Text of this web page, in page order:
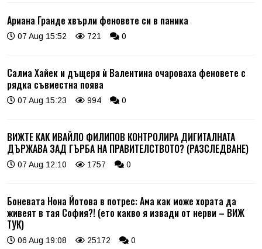
Ариана Гранде хвърли феновете си в паника
07 Aug 15:52 721 0
Салма Хайек и дъщеря ѝ Валентина очароваха феновете с
рядка съвместна поява
07 Aug 15:23 994 0
ВИЖТЕ КАК ИВАЙЛО ФИЛИПОВ КОНТРОЛИРА ДИГИТАЛНАТА
ДЪРЖАВА ЗАД ГЪРБА НА ПРАВИТЕЛСТВОТО? (РАЗСЛЕДВАНЕ)
07 Aug 12:10 1757 0
Боневата Нона Йотова в потрес: Ама как може хората да
живеят в тая София?! (ето какво я извади от нерви – ВИЖ
ТУК)
06 Aug 19:08 25172 0